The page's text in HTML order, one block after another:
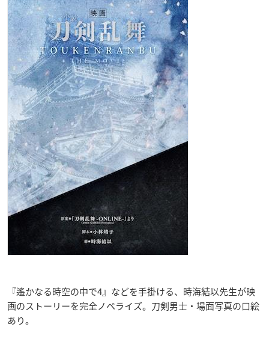
『遙かなる時空の中で4』などを手掛ける、時海結以先生が映
画のストーリーを完全ノベライズ。刀剣男士・場面写真の口絵
あり。